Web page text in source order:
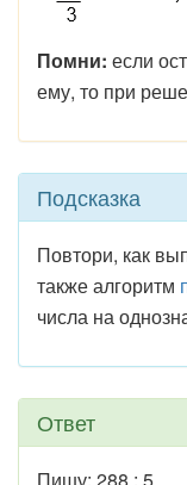
Помни: если
ему, то при
Подсказка
Повтори, как
также алгоритм
числа на
Ответ
Пишу: 288 : 5